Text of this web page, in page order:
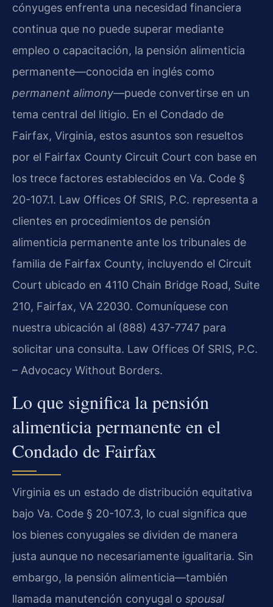
cónyuges enfrenta una necesidad financiera
continua que no puede superar mediante
empleo o capacitación, la pensión alimenticia
permanente—conocida en inglés como
permanent alimony—puede convertirse en un
tema central del litigio. En el Condado de
Fairfax, Virginia, estos asuntos son resueltos
por el Fairfax County Circuit Court con base en
los trece factores establecidos en Va. Code §
20-107.1. Law Offices Of SRIS, P.C. representa a
clientes en procedimientos de pensión
alimenticia permanente ante los tribunales de
familia de Fairfax County, incluyendo el Circuit
Court ubicado en 4110 Chain Bridge Road, Suite
210, Fairfax, VA 22030. Comuníquese con
nuestra ubicación al (888) 437-7747 para
solicitar una consulta. Law Offices Of SRIS, P.C.
– Advocacy Without Borders.
Lo que significa la pensión
alimenticia permanente en el
Condado de Fairfax
Virginia es un estado de distribución equitativa
bajo Va. Code § 20-107.3, lo cual significa que
los bienes conyugales se dividen de manera
justa aunque no necesariamente igualitaria. Sin
embargo, la pensión alimenticia—también
llamada manutención conyugal o spousal